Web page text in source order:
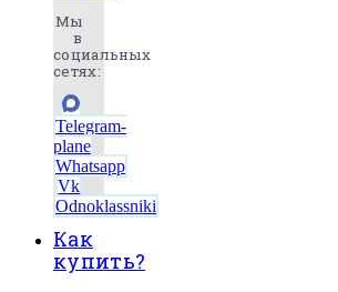
Мы
в
социальных
сетях:
Telegram-
plane
Whatsapp
Vk
Odnoklassniki
Как
купить?